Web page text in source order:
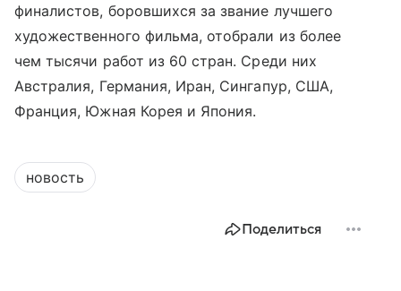
финалистов, боровшихся за звание лучшего
художественного фильма, отобрали из более
чем тысячи работ из 60 стран. Среди них
Австралия, Германия, Иран, Сингапур, США,
Франция, Южная Корея и Япония.
новость
Поделиться